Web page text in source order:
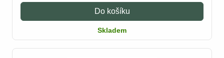
Do košíku
Skladem